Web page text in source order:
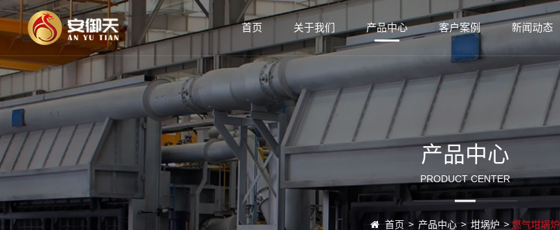
首页 关于我们 产品中心 客户案例 新闻动态
产品中心
PRODUCT CENTER
首页 > 产品中心 > 坩埚炉 > 燃气坩埚炉